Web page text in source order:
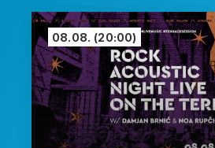
08.08. (20:00)